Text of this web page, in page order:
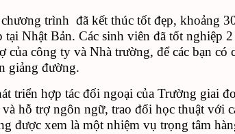
trình đã kết thúc tốt đẹp, khoảng
Nhật Bản. Các sinh viên đã tốt nghiệp
của công ty và Nhà trường, để các bạn có
giảng đường.
triển hợp tác đối ngoại của Trường giai
hỗ trợ ngôn ngữ, trao đổi học thuật với
được xem là một nhiệm vụ trọng tâm